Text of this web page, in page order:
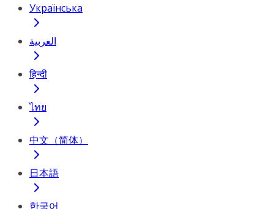
Українська
العربية
हिन्दी
ไทย
中文（简体）
日本語
한국어